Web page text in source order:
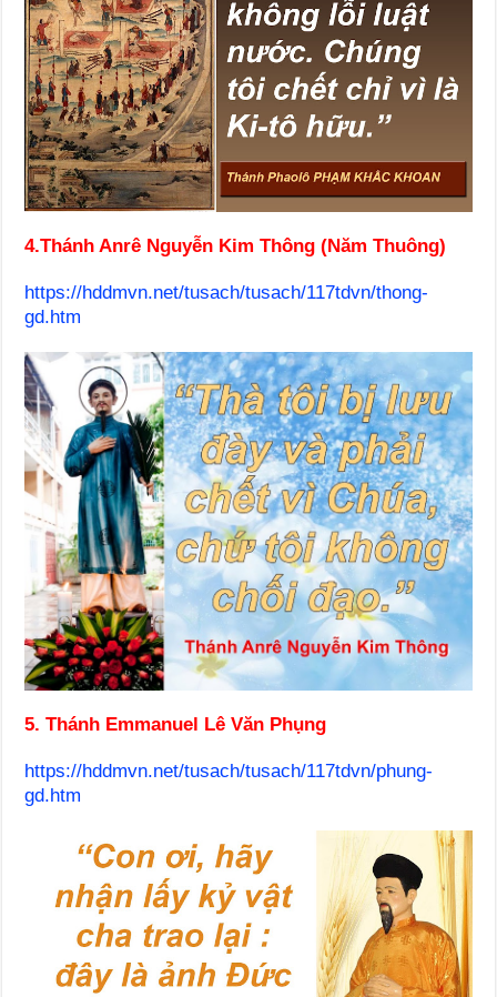
4.Thánh Anrê Nguyễn Kim Thông (Năm Thuông)
https://hddmvn.net/tusach/tusach/117tdvn/thong-
gd.htm
5. Thánh Emmanuel Lê Văn Phụng
https://hddmvn.net/tusach/tusach/117tdvn/phung-
gd.htm